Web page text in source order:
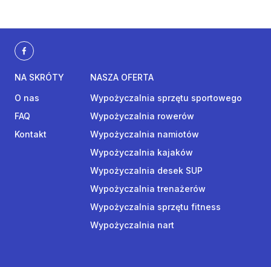
NA SKRÓTY
O nas
FAQ
Kontakt
NASZA OFERTA
Wypożyczalnia sprzętu sportowego
Wypożyczalnia rowerów
Wypożyczalnia namiotów
Wypożyczalnia kajaków
Wypożyczalnia desek SUP
Wypożyczalnia trenażerów
Wypożyczalnia sprzętu fitness
Wypożyczalnia nart